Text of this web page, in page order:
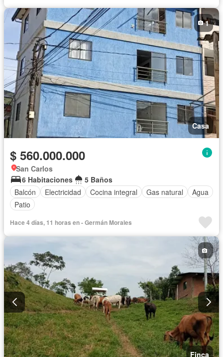
Casa
1
$ 560.000.000
San Carlos
6 Habitaciones
5 Baños
Balcón
Electricidad Cocina integral Gas natural
Agua
Patio
Hace 4 días, 11 horas en - Germán Morales
Finca